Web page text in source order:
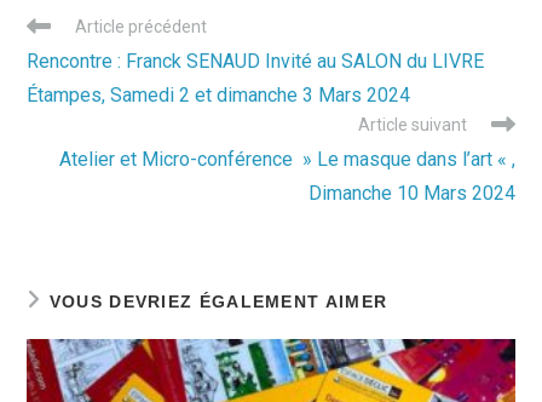
Read
articles
Article précédent
Rencontre : Franck SENAUD Invité au SALON du LIVRE
Étampes, Samedi 2 et dimanche 3 Mars 2024
Article suivant
Atelier et Micro-conférence » Le masque dans l’art « ,
Dimanche 10 Mars 2024
VOUS DEVRIEZ ÉGALEMENT AIMER